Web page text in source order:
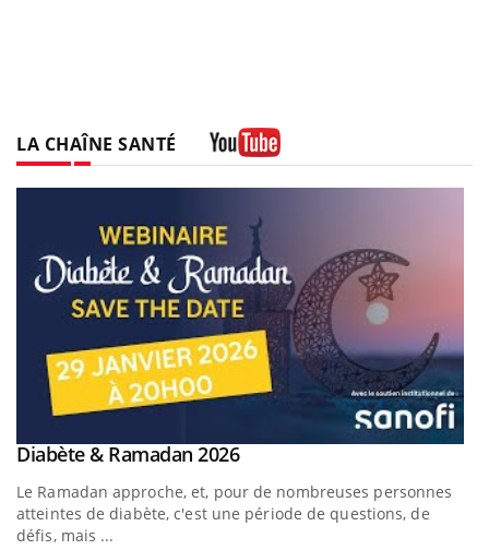
LA CHAÎNE SANTÉ
Youtube
Diabète & Ramadan 2026Youtube
Le Ramadan approche, et, pour de nombreuses personnes
atteintes de diabète, c'est une période de questions, de
défis, mais ...